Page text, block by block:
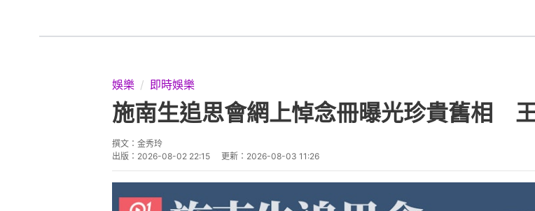
娛樂 即時娛樂
施南生追思會網上悼念冊曝光珍貴舊相
撰文： 金秀玲
出版： 2026-08-02 22:15 更新： 2026-08-03 11:26